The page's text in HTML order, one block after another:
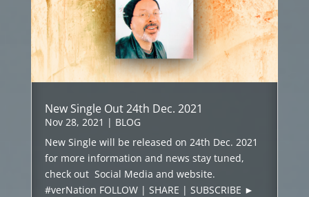
New Single Out 24th Dec. 2021
Nov 28, 2021 | BLOG
New Single will be released on 24th Dec. 2021
for more information and news stay tuned,
check out Social Media and website.
#verNation FOLLOW | SHARE | SUBSCRIBE ►